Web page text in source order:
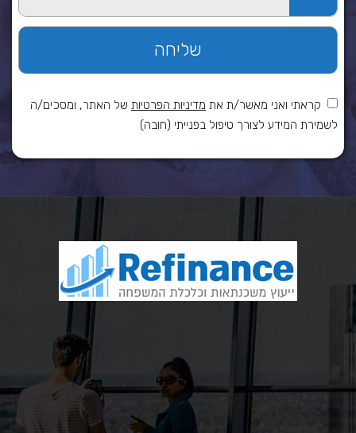
קראתי ואני מאשר/ת את מדיניות הפרטיות של האתר, ומסכים/ה
לשמירת המידע לצורך טיפול בפנייתי (חובה)